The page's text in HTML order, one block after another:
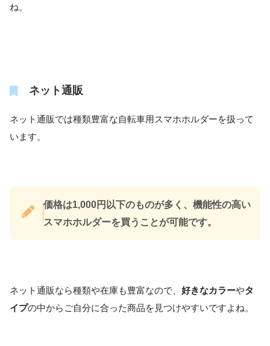
ね。
ネット通販
ネット通販では種類豊富な自転車用スマホホルダーを扱って
います。
価格は1,000円以下のものが多く、機能性の高い
スマホホルダーを買うことが可能です。
ネット通販なら種類や在庫も豊富なので、 好きなカラーやタ
イプの中からご自分に合った商品を見つけやすいですよね。